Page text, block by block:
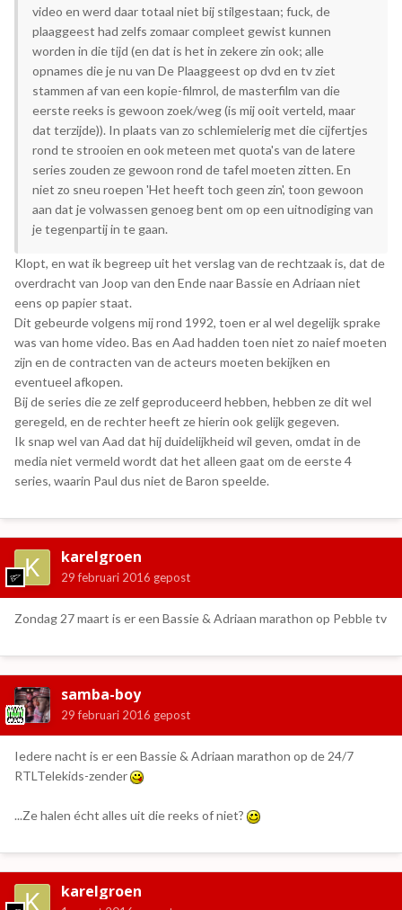
video en werd daar totaal niet bij stilgestaan; fuck, de
plaaggeest had zelfs zomaar compleet gewist kunnen
worden in die tijd (en dat is het in zekere zin ook; alle
opnames die je nu van De Plaaggeest op dvd en tv ziet
stammen af van een kopie-filmrol, de masterfilm van die
eerste reeks is gewoon zoek/weg (is mij ooit verteld, maar
dat terzijde)). In plaats van zo schlemielerig met die cijfertjes
rond te strooien en ook meteen met quota's van de latere
series zouden ze gewoon rond de tafel moeten zitten. En
niet zo sneu roepen 'Het heeft toch geen zin', toon gewoon
aan dat je volwassen genoeg bent om op een uitnodiging van
je tegenpartij in te gaan.
Klopt, en wat ik begreep uit het verslag van de rechtzaak is, dat de
overdracht van Joop van den Ende naar Bassie en Adriaan niet
eens op papier staat.
Dit gebeurde volgens mij rond 1992, toen er al wel degelijk sprake
was van home video. Bas en Aad hadden toen niet zo naief moeten
zijn en de contracten van de acteurs moeten bekijken en
eventueel afkopen.
Bij de series die ze zelf geproduceerd hebben, hebben ze dit wel
geregeld, en de rechter heeft ze hierin ook gelijk gegeven.
Ik snap wel van Aad dat hij duidelijkheid wil geven, omdat in de
media niet vermeld wordt dat het alleen gaat om de eerste 4
series, waarin Paul dus niet de Baron speelde.
karelgroen
29 februari 2016 gepost
Zondag 27 maart is er een Bassie & Adriaan marathon op Pebble tv
samba-boy
29 februari 2016 gepost
Iedere nacht is er een Bassie & Adriaan marathon op de 24/7
RTLTelekids-zender
...Ze halen écht alles uit die reeks of niet?
karelgroen